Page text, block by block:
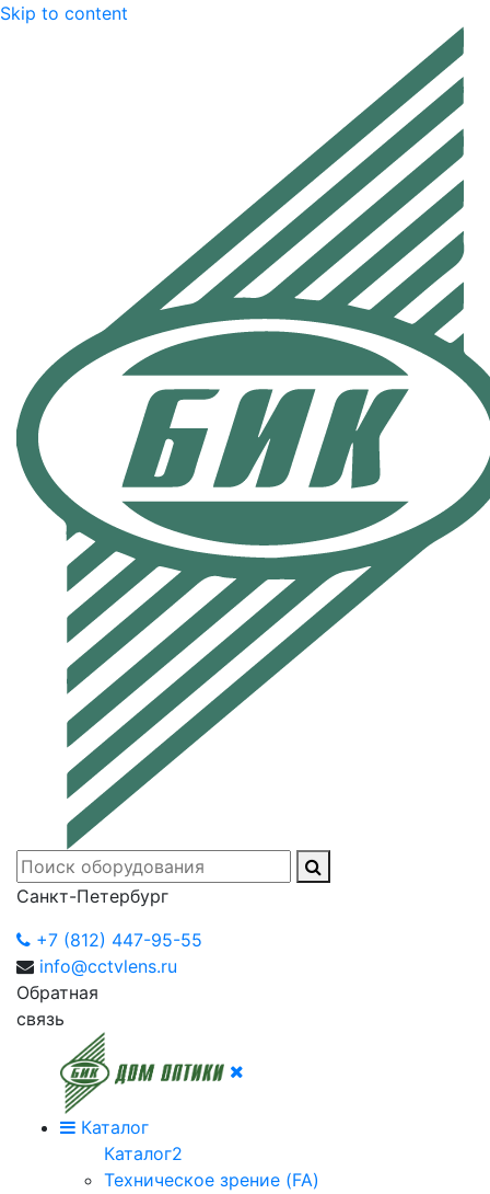
Skip to content
Санкт-Петербург
+7 (812) 447-95-55
info@cctvlens.ru
Обратная
связь
Каталог
Каталог2
Техническое зрение (FA)